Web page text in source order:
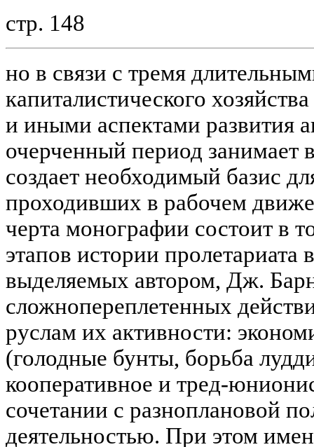
стр. 148
но в связи с тремя
капиталистического
и иными аспектами развития
очерченный период занимает
создает необходимый базис
проходивших в рабочем
черта монографии состоит в
этапов истории пролетариата
выделяемых автором, Дж.
сложнопереплетенных
руслам их активности:
(голодные бунты, борьба
кооперативное и тред-
сочетании с разноплановой
деятельностью. При этом